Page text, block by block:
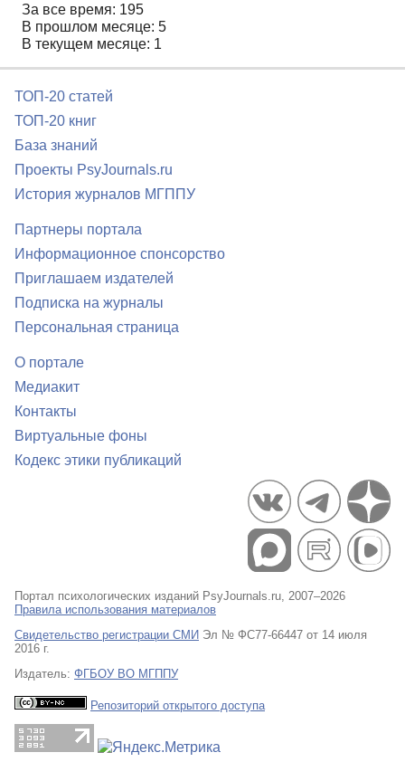
За все время: 195
В прошлом месяце: 5
В текущем месяце: 1
ТОП-20 статей
ТОП-20 книг
База знаний
Проекты PsyJournals.ru
История журналов МГППУ
Партнеры портала
Информационное спонсорство
Приглашаем издателей
Подписка на журналы
Персональная страница
О портале
Медиакит
Контакты
Виртуальные фоны
Кодекс этики публикаций
Портал психологических изданий PsyJournals.ru, 2007–2026
Правила использования материалов
Свидетельство регистрации СМИ Эл № ФС77-66447 от 14 июля
2016 г.
Издатель: ФГБОУ ВО МГППУ
Репозиторий открытого доступа